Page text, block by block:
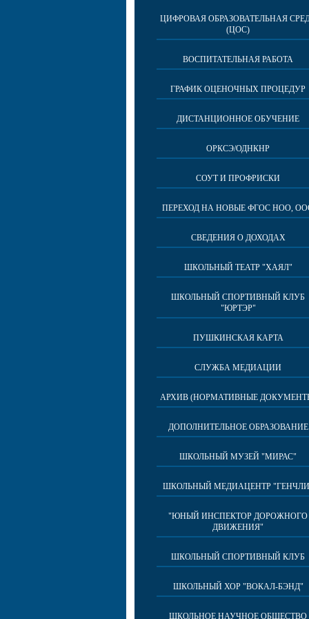
ЦИФРОВАЯ ОБРАЗОВАТЕЛЬНАЯ
(ЦОС)
ВОСПИТАТЕЛЬНАЯ РАБОТА
ГРАФИК ОЦЕНОЧНЫХ ПРОЦЕДУР
ДИСТАНЦИОННОЕ ОБУЧЕНИЕ
ОРКСЭ/ОДНКНР
СОУТ И ПРОФРИСКИ
ПЕРЕХОД НА НОВЫЕ ФГОС НОО,
СВЕДЕНИЯ О ДОХОДАХ
ШКОЛЬНЫЙ ТЕАТР "ХАЯЛ"
ШКОЛЬНЫЙ СПОРТИВНЫЙ КЛУБ
"ЮРТЭР"
ПУШКИНСКАЯ КАРТА
СЛУЖБА МЕДИАЦИИ
АРХИВ (НОРМАТИВНЫЕ
ДОПОЛНИТЕЛЬНОЕ ОБРАЗОВАНИЕ
ШКОЛЬНЫЙ МУЗЕЙ "МИРАС"
ШКОЛЬНЫЙ МЕДИАЦЕНТР
"ЮНЫЙ ИНСПЕКТОР ДОРОЖНОГО
ДВИЖЕНИЯ"
ШКОЛЬНЫЙ СПОРТИВНЫЙ КЛУБ
ШКОЛЬНЫЙ ХОР "ВОКАЛ-БЭНД"
ШКОЛЬНОЕ НАУЧНОЕ ОБЩЕСТВО